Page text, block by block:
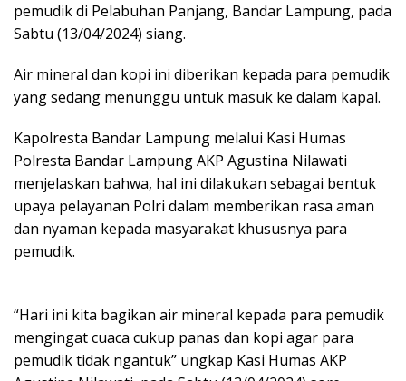
pemudik di Pelabuhan Panjang, Bandar Lampung, pada
Sabtu (13/04/2024) siang.
Air mineral dan kopi ini diberikan kepada para pemudik
yang sedang menunggu untuk masuk ke dalam kapal.
Kapolresta Bandar Lampung melalui Kasi Humas
Polresta Bandar Lampung AKP Agustina Nilawati
menjelaskan bahwa, hal ini dilakukan sebagai bentuk
upaya pelayanan Polri dalam memberikan rasa aman
dan nyaman kepada masyarakat khususnya para
pemudik.
“Hari ini kita bagikan air mineral kepada para pemudik
mengingat cuaca cukup panas dan kopi agar para
pemudik tidak ngantuk” ungkap Kasi Humas AKP